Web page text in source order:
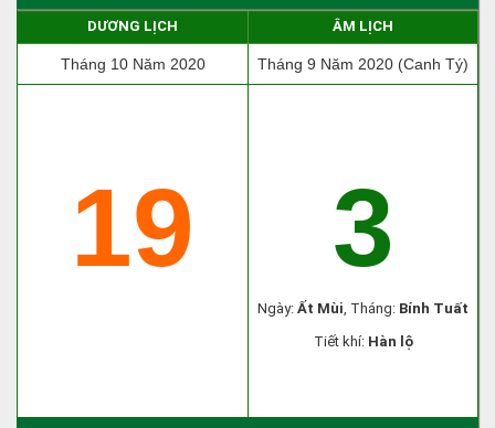
DƯƠNG LỊCH ÂM LỊCH
Tháng 10 Năm 2020 Tháng 9 Năm 2020 (Canh Tý)
19 3
Ngày: Ất Mùi, Tháng: Bính Tuất
Tiết khí: Hàn lộ